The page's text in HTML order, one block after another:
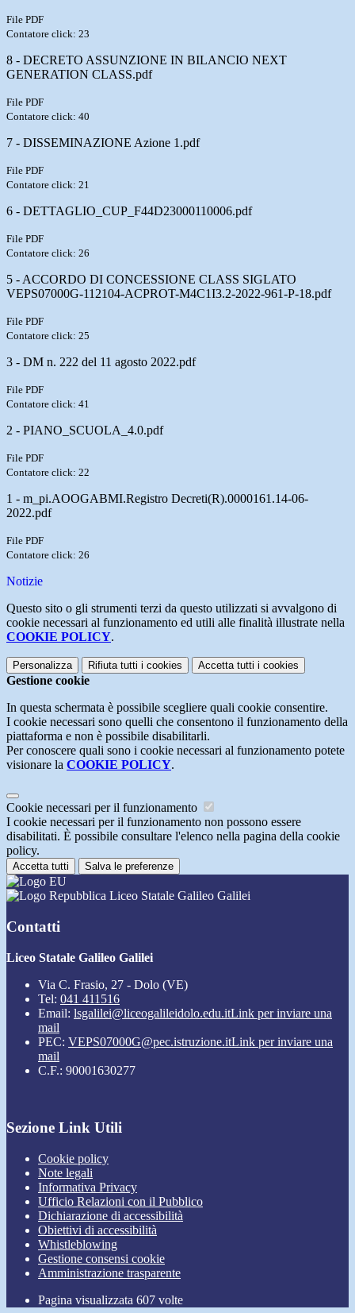
File PDF
Contatore click: 23
8 - DECRETO ASSUNZIONE IN BILANCIO NEXT
GENERATION CLASS.pdf
File PDF
Contatore click: 40
7 - DISSEMINAZIONE Azione 1.pdf
File PDF
Contatore click: 21
6 - DETTAGLIO_CUP_F44D23000110006.pdf
File PDF
Contatore click: 26
5 - ACCORDO DI CONCESSIONE CLASS SIGLATO
VEPS07000G-112104-ACPROT-M4C1I3.2-2022-961-P-18.pdf
File PDF
Contatore click: 25
3 - DM n. 222 del 11 agosto 2022.pdf
File PDF
Contatore click: 41
2 - PIANO_SCUOLA_4.0.pdf
File PDF
Contatore click: 22
1 - m_pi.AOOGABMI.Registro Decreti(R).0000161.14-06-
2022.pdf
File PDF
Contatore click: 26
Notizie
Questo sito o gli strumenti terzi da questo utilizzati si avvalgono di
cookie necessari al funzionamento ed utili alle finalità illustrate nella
COOKIE POLICY.
Personalizza Rifiuta tutti i cookies Accetta tutti i cookies
Gestione cookie
In questa schermata è possibile scegliere quali cookie consentire.
I cookie necessari sono quelli che consentono il funzionamento della
piattaforma e non è possibile disabilitarli.
Per conoscere quali sono i cookie necessari al funzionamento potete
visionare la COOKIE POLICY.
Cookie necessari per il funzionamento
I cookie necessari per il funzionamento non possono essere
disabilitati. È possibile consultare l'elenco nella pagina della cookie
policy.
Accetta tutti Salva le preferenze
Liceo Statale Galileo Galilei
Contatti
Liceo Statale Galileo Galilei
Via C. Frasio, 27 - Dolo (VE)
Tel: 041 411516
Email: lsgalilei@liceogalileidolo.edu.itLink per inviare una
mail
PEC: VEPS07000G@pec.istruzione.itLink per inviare una
mail
C.F.: 90001630277
Sezione Link Utili
Cookie policy
Note legali
Informativa Privacy
Ufficio Relazioni con il Pubblico
Dichiarazione di accessibilità
Obiettivi di accessibilità
Whistleblowing
Gestione consensi cookie
Amministrazione trasparente
Pagina visualizzata 607 volte